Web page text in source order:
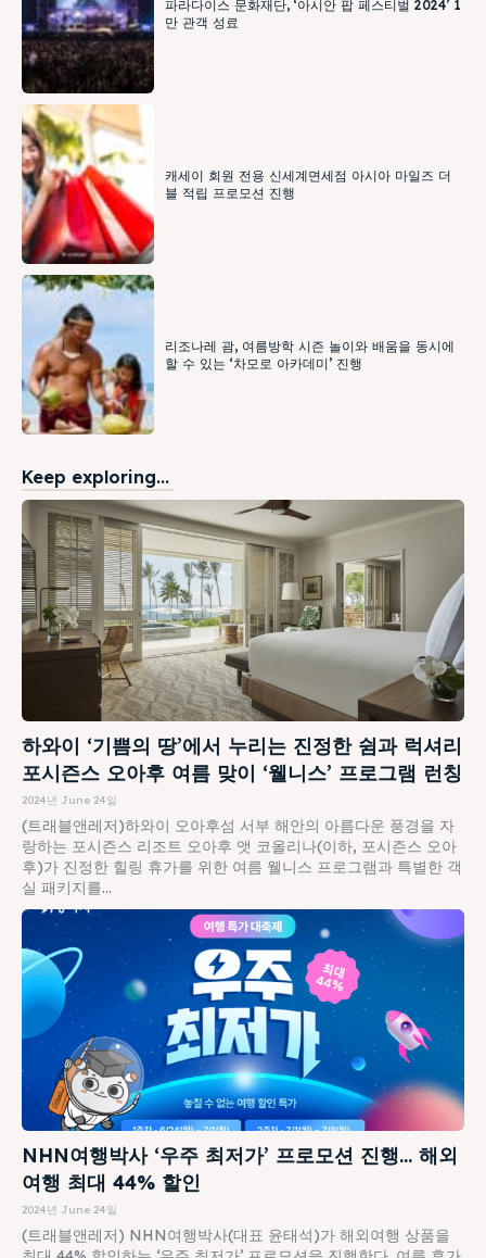
파라다이스 문화재단, ‘아시안 팝 페스티벌 2024’ 1
만 관객 성료
캐세이 회원 전용 신세계면세점 아시아 마일즈 더
블 적립 프로모션 진행
리조나레 괌, 여름방학 시즌 놀이와 배움을 동시에
할 수 있는 ‘차모로 아카데미’ 진행
Keep exploring...
하와이 ‘기쁨의 땅’에서 누리는 진정한 쉼과 럭셔리
포시즌스 오아후 여름 맞이 ‘웰니스’ 프로그램 런칭
2024년 June 24일
(트래블앤레저)하와이 오아후섬 서부 해안의 아름다운 풍경을 자
랑하는 포시즌스 리조트 오아후 앳 코올리나(이하, 포시즌스 오아
후)가 진정한 힐링 휴가를 위한 여름 웰니스 프로그램과 특별한 객
실 패키지를...
NHN여행박사 ‘우주 최저가’ 프로모션 진행… 해외
여행 최대 44% 할인
2024년 June 24일
(트래블앤레저) NHN여행박사(대표 윤태석)가 해외여행 상품을